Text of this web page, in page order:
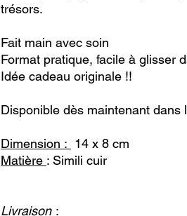
trésors.
Fait main avec soin
Format pratique, facile à glisser
Idée cadeau originale !!
Disponible dès maintenant dans
Dimension : 14 x 8 cm
Matière : Simili cuir
Livraison :